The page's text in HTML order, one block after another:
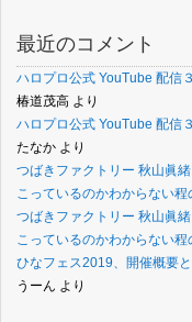
最近のコメント
ハロプロ公式 YouTube 配信
椿道茂高 より
ハロプロ公式 YouTube 配信
たなか より
つばきファクトリー 秋山眞
こっているのかわからない
つばきファクトリー 秋山眞
こっているのかわからない
ひなフェス2019、開催概要
うーん より